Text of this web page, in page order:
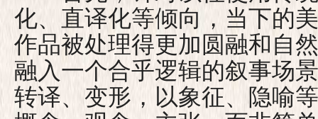
化、直译化等倾向，当下的
作品被处理得更加圆融和自
融入一个合乎逻辑的叙事场
转译、变形，以象征、隐喻